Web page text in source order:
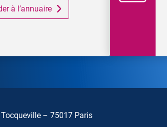
à l’annuaire
– 75017 Paris